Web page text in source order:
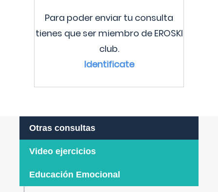
Para poder enviar tu consulta
tienes que ser miembro de EROSKI
club.
Identificate
Otras consultas
Video ejercicios
Educación Emocional